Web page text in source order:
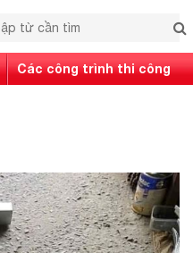
Các công trình thi công